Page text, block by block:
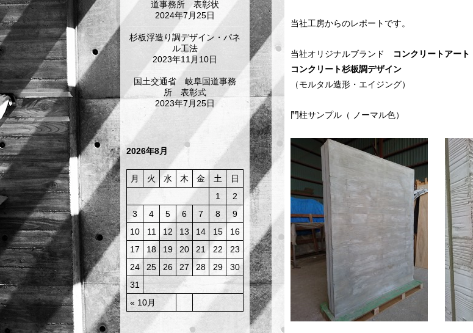
道事務所 表彰状
2024年7月25日
杉板浮造り調デザイン・パネ
ル工法
2023年11月10日
国土交通省 岐阜国道事務
所 表彰式
2023年7月25日
2026年8月
月 火 水 木 金 土 日
« 10月
1
2
3
4 5 6 7 8
9
10
11 12 13 14 15
16
17
18 19 20 21 22
23
24
25 26 27 28 29
30
31
当社工房からのレポートです。
当社オリジナルブランド
コンクリートアート
コンクリート杉板調デザイン
（モルタル造形・エイジング）
門柱サンプル（ ノーマル色）